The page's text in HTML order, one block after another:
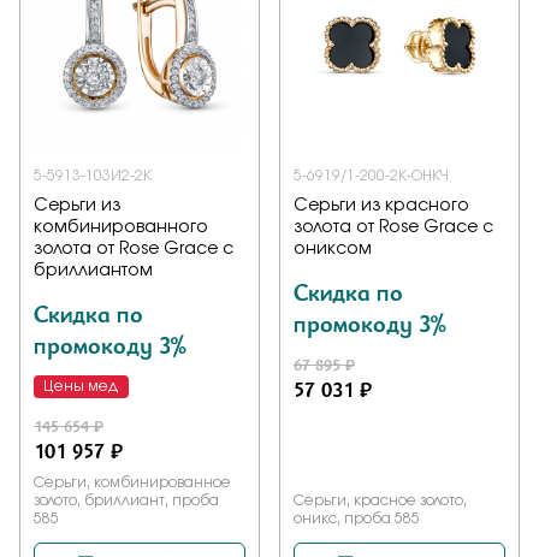
5-5913-103И2-2К
Серьги из
комбинированного
золота от Rose Grace с
бриллиантом
Скидка по
промокоду 3%
Цены мед
145 654 ₽
101 957 ₽
Серьги, комбинированное
золото, бриллиант, проба
585
5-6919/1-200-2К-ОНКЧ
Серьги из красного
золота от Rose Grace с
ониксом
Скидка по
промокоду 3%
67 895 ₽
57 031 ₽
Серьги, красное золото,
оникс, проба 585
Заказать
политики конфиденциальности